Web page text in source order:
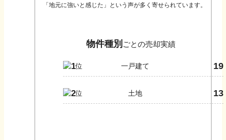
「地元に強いと感じた」という声が多く寄せられています。
物件種別 ごとの売却実績
1 一戸建て 19
2 土地 13